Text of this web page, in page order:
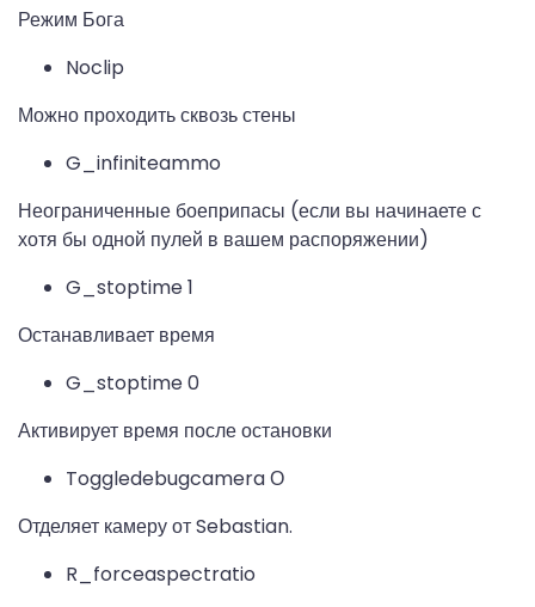
Режим Бога
Noclip
Можно проходить сквозь стены
G_infiniteammo
Неограниченные боеприпасы (если вы начинаете с
хотя бы одной пулей в вашем распоряжении)
G_stoptime 1
Останавливает время
G_stoptime 0
Активирует время после остановки
Toggledebugcamera О
Отделяет камеру от Sebastian.
R_forceaspectratio